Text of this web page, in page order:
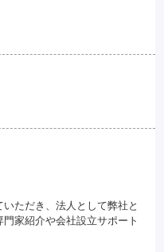
ただき、法人として弊社と
家紹介や会社設立サポート